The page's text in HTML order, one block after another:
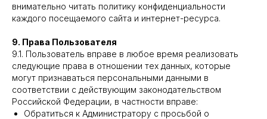
внимательно читать политику конфиденциальности
каждого посещаемого сайта и интернет-ресурса.
9. Права Пользователя
9.1. Пользователь вправе в любое время реализовать
следующие права в отношении тех данных, которые
могут признаваться персональными данными в
соответствии с действующим законодательством
Российской Федерации, в частности вправе:
Обратиться к Администратору с просьбой о